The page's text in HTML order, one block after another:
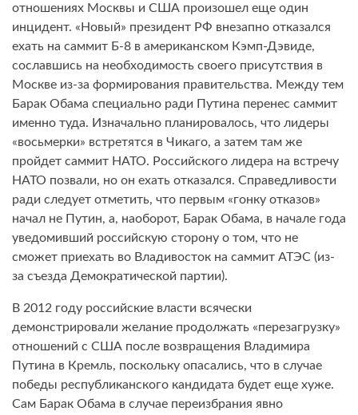
отношениях Москвы и США произошел еще один
инцидент. «Новый» президент РФ внезапно отказался
ехать на саммит Б-8 в американском Кэмп-Дэвиде,
сославшись на необходимость своего присутствия в
Москве из-за формирования правительства. Между тем
Барак Обама специально ради Путина перенес саммит
именно туда. Изначально планировалось, что лидеры
«восьмерки» встретятся в Чикаго, а затем там же
пройдет саммит НАТО. Российского лидера на встречу
НАТО позвали, но он ехать отказался. Справедливости
ради следует отметить, что первым «гонку отказов»
начал не Путин, а, наоборот, Барак Обама, в начале года
уведомивший российскую сторону о том, что не
сможет приехать во Владивосток на саммит АТЭС (из-
за съезда Демократической партии).
В 2012 году российские власти всячески
демонстрировали желание продолжать «перезагрузку»
отношений с США после возвращения Владимира
Путина в Кремль, поскольку опасались, что в случае
победы республиканского кандидата будет еще хуже.
Сам Барак Обама в случае переизбрания явно